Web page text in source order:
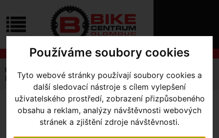
Používáme soubory cookies
Tyto webové stránky používají soubory cookies a
další sledovací nástroje s cílem vylepšení
uživatelského prostředí, zobrazení přizpůsobeného
obsahu a reklam, analýzy návštěvnosti webových
stránek a zjištění zdroje návštěvnosti.
O
NÁSO
NÁKUPU
SLUŽBY
Úvodní strana Komponenty Řidítka
ITU/TT/TRI Clip-on Venge Clamp
ITU/TT/TRI CLIP-ON VENGE
CLAMP